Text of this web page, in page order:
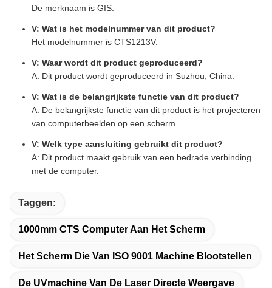
De merknaam is GIS.
V: Wat is het modelnummer van dit product?
Het modelnummer is CTS1213V.
V: Waar wordt dit product geproduceerd?
A: Dit product wordt geproduceerd in Suzhou, China.
V: Wat is de belangrijkste functie van dit product?
A: De belangrijkste functie van dit product is het projecteren
van computerbeelden op een scherm.
V: Welk type aansluiting gebruikt dit product?
A: Dit product maakt gebruik van een bedrade verbinding
met de computer.
Taggen:
1000mm CTS Computer Aan Het Scherm
Het Scherm Die Van ISO 9001 Machine Blootstellen
De UVmachine Van De Laser Directe Weergave